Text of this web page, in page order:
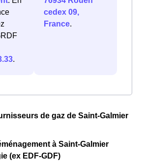
.
cedex 09,
France.
de gaz de Saint-Galmier
à Saint-Galmier
(ex EDF-GDF)